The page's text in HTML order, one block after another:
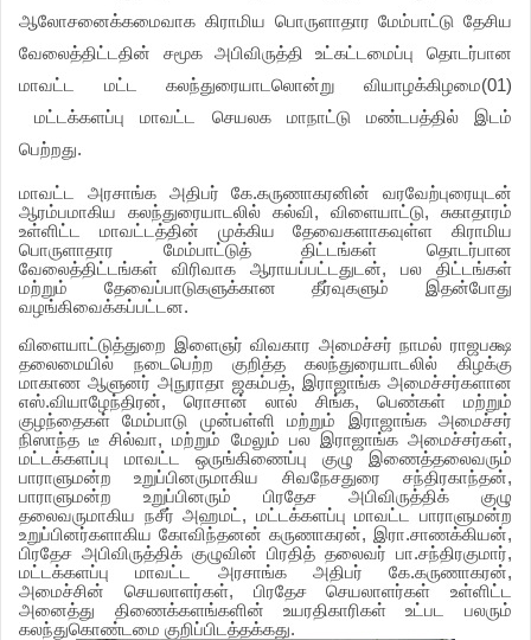
ஆலோசனைக்கமைவாக கிராமிய பொருளாதார மேம்பாட்டு தேசிய
வேலைத்திட்டதின் சமூக அபிவிருத்தி உட்கட்டமைப்பு தொடர்பான
மாவட்ட மட்ட கலந்துரையாடலொன்று வியாழக்கிழமை(01)
மட்டக்களப்பு மாவட்ட செயலக மாநாட்டு மண்டபத்தில் இடம்
பெற்றது.
மாவட்ட அரசாங்க அதிபர் கே.கருணாகரனின் வரவேற்புரையுடன்
ஆரம்பமாகிய கலந்துரையாடலில் கல்வி, விளையாட்டு, சுகாதாரம்
உள்ளிட்ட மாவட்டத்தின் முக்கிய தேவைகளாகவுள்ள கிராமிய
பொருளாதார மேம்பாட்டுத் திட்டங்கள் தொடர்பான
வேலைத்திட்டங்கள் விரிவாக ஆராயப்பட்டதுடன், பல திட்டங்கள்
மற்றும் தேவைப்பாடுகளுக்கான தீர்வுகளும் இதன்போது
வழங்கிவைக்கப்பட்டன.
விளையாட்டுத்துறை இளைஞர் விவகார அமைச்சர் நாமல் ராஜபக்ஷ
தலைமையில் நடைபெற்ற குறித்த கலந்துரையாடலில் கிழக்கு
மாகாண ஆளுனர் அநுராதா ஜகம்பத், இராஜாங்க அமைச்சர்களான
எஸ்.வியாழேந்திரன், ரொசான் லால் சிங்க, பெண்கள் மற்றும்
குழந்தைகள் மேம்பாடு முன்பள்ளி மற்றும் இராஜாங்க அமைச்சர்
நிஸாந்த டீ சில்வா, மற்றும் மேலும் பல இராஜாங்க அமைச்சர்கள்,
மட்டக்களப்பு மாவட்ட ஒருங்கிணைப்பு குழு இணைத்தலைவரும்
பாராளுமன்ற உறுப்பினருமாகிய சிவநேசதுரை சந்திரகாந்தன்,
பாராளுமன்ற உறுப்பினரும் பிரதேச அபிவிருத்திக் குழு
தலைவருமாகிய நசீர் அஹமட், மட்டக்களப்பு மாவட்ட பாராளுமன்ற
உறுப்பினர்களாகிய கோவிந்தனன் கருணாகரன், இரா.சாணக்கியன்,
பிரதேச அபிவிருத்திக் குழுவின் பிரதித் தலைவர் பா.சந்திரகுமார்,
மட்டக்களப்பு மாவட்ட அரசாங்க அதிபர் கே.கருணாகரன்,
அமைச்சின் செயலாளர்கள், பிரதேச செயலாளர்கள் உள்ளிட்ட
அனைத்து திணைக்களங்களின் உயரதிகாரிகள் உட்பட பலரும்
கலந்துகொண்டமை குறிப்பிடத்தக்கது.